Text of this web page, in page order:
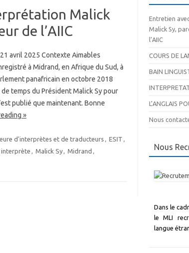
Malick
de l’AIIC
avril 2025 Contexte Aimables
à Midrand, en Afrique du Sud, à
panafricain en octobre 2018
temps du Président Malick Sy pour
publié que maintenant. Bonne
»
d'interprètes et de traducteurs , ESIT ,
interprète , Malick Sy, Midrand ,
Entretien
Malick Sy,
l’AIIC
COURS DE
BAIN
L’ANGLAIS
Nous
Nous
Dans le
le MLI
langue